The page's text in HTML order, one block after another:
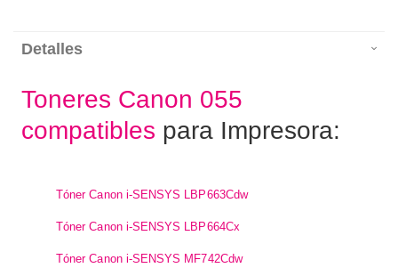
Detalles
Toneres Canon 055
compatibles para Impresora:
Tóner Canon i-SENSYS LBP663Cdw
Tóner Canon i-SENSYS LBP664Cx
Tóner Canon i-SENSYS MF742Cdw